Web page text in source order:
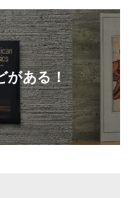
がある！